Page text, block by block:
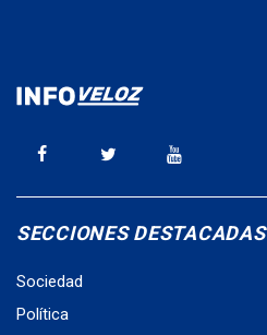
SECCIONES DESTACADAS
Sociedad
Política